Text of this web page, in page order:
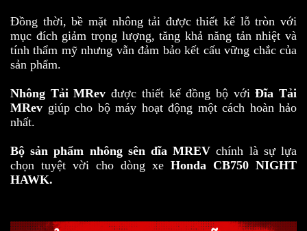
Đồng thời, bề mặt nhông tải được thiết kế lỗ tròn với
mục đích giảm trọng lượng, tăng khả năng tản nhiệt và
tính thẩm mỹ nhưng vẫn đảm bảo kết cấu vững chắc của
sản phẩm.
Nhông Tải MRevđược thiết kế đồng bộ vớiĐĩa Tải
MRev giúp cho bộ máy hoạt động một cách hoàn hảo
nhất.
Bộ sản phẩm nhông sên dĩa MREV chính là sự lựa
chọn tuyệt vời cho dòng xe Honda CB750 NIGHT
HAWK.